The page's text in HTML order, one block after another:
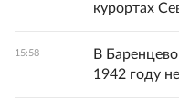
курортах
15:58
В
1942 году